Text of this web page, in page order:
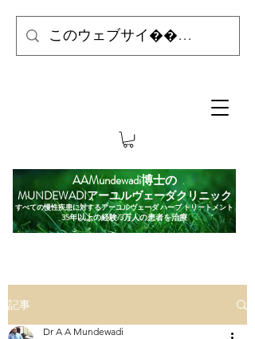
AAMundewadi博士の
MUNDEWADIアーユルヴェーダクリニック
すべての慢性疾患に対するアーユルヴェーダ ハーブ トリートメント
35年以上の経験/3万人の患者を治療
記事
Dr A A Mundewadi